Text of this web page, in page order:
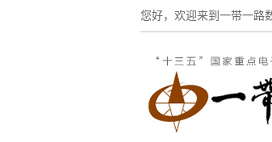
您好，欢迎来到一带一路